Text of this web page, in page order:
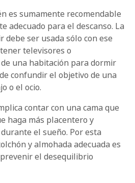
es sumamente recomendable
adecuado para el descanso. La
debe ser usada sólo con ese
televisores o
una habitación para dormir
confundir el objetivo de una
o el ocio.
contar con una cama que
haga más placentero y
el sueño. Por esta
y almohada adecuada es
el desequilibrio